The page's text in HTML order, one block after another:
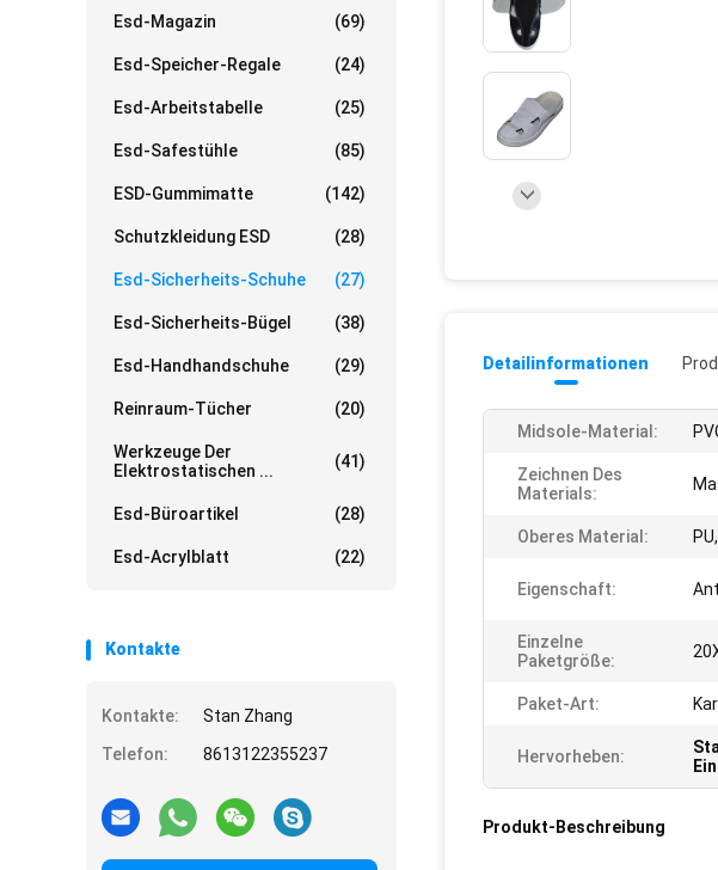
Esd-Magazin (69)
Esd-Speicher-Regale (24)
Esd-Arbeitstabelle (25)
Esd-Safestühle (85)
ESD-Gummimatte (142)
Schutzkleidung ESD (28)
Esd-Sicherheits-Schuhe (27)
Esd-Sicherheits-Bügel (38)
Esd-Handhandschuhe (29)
Reinraum-Tücher (20)
Werkzeuge Der
Elektrostatischen ...
(41)
Esd-Büroartikel (28)
Esd-Acrylblatt (22)
Kontakte
Kontakte:
Stan Zhang
Telefon:
8613122355237
Detailinformationen
Midsole-Material:
Zeichnen Des
Materials:
Oberes Material:
Eigenschaft:
Einzelne
Paketgröße:
Paket-Art:
Hervorheben:
Produkt-Beschreibung